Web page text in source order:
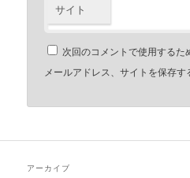
サイト
次回のコメントで使用するた
メールアドレス、サイトを保存す
アーカイブ